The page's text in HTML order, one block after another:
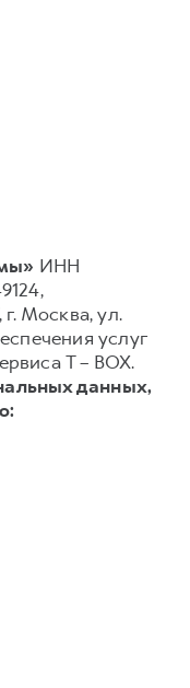
ИНН
Москва, ул.
услуг
T – BOX.
данных,